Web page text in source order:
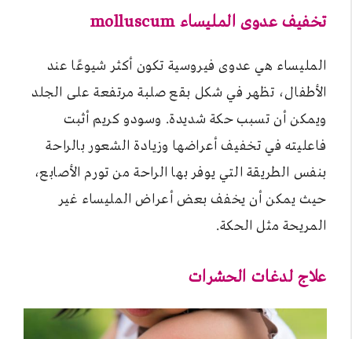
تخفيف عدوى المليساء molluscum
المليساء هي عدوى فيروسية تكون أكثر شيوعًا عند
الأطفال، تظهر في شكل بقع صلبة مرتفعة على الجلد
ويمكن أن تسبب حكة شديدة. وسودو كريم أثبت
فاعليته في تخفيف أعراضها وزيادة الشعور بالراحة
بنفس الطريقة التي يوفر بها الراحة من تورم الأصابع،
حيث يمكن أن يخفف بعض أعراض المليساء غير
المريحة مثل الحكة.
علاج لدغات الحشرات